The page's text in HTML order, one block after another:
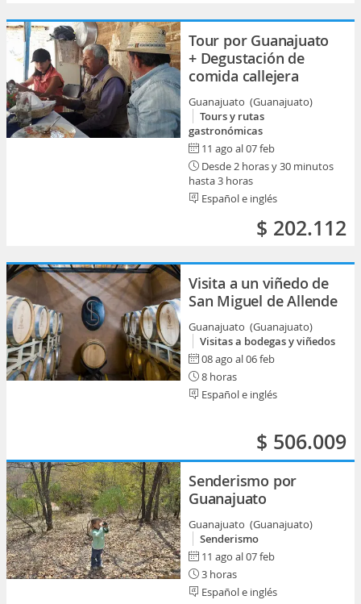
Tour por Guanajuato
+ Degustación de
comida callejera
Guanajuato (Guanajuato)
Tours y rutas
gastronómicas
11 ago al 07 feb
Desde 2 horas y 30 minutos
hasta 3 horas
Español e inglés
$ 202.112
Visita a un viñedo de
San Miguel de Allende
Guanajuato (Guanajuato)
Visitas a bodegas y viñedos
08 ago al 06 feb
8 horas
Español e inglés
$ 506.009
Senderismo por
Guanajuato
Guanajuato (Guanajuato)
Senderismo
11 ago al 07 feb
3 horas
Español e inglés